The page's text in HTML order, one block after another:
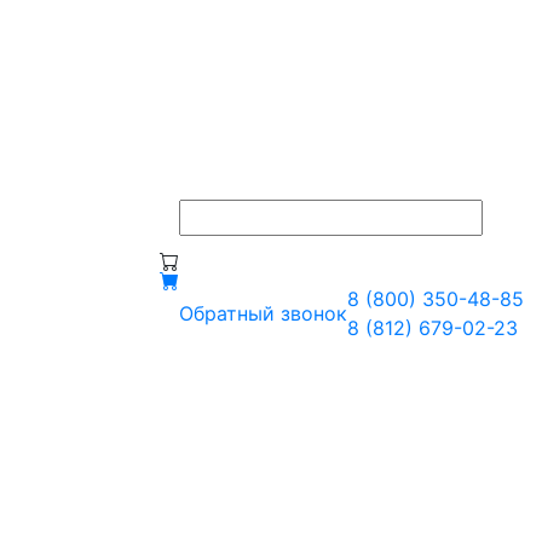
Обратный звонок
8 (800) 350-48-85
8 (812) 679-02-23